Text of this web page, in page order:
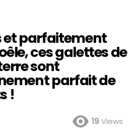
et parfaitement
ces galettes de
sont
parfait de
!
19 Views